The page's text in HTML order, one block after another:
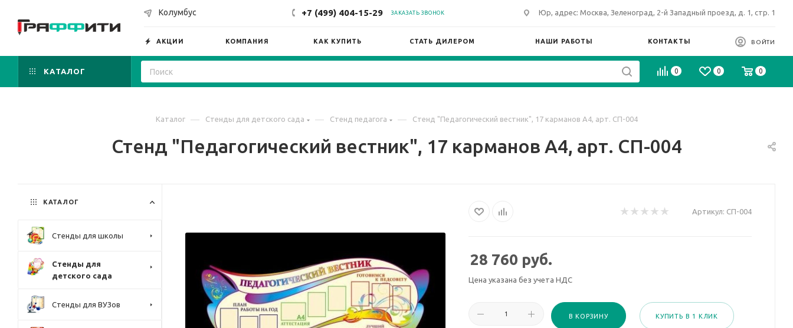
Колумбус +7 (499) 404-15-29 ЗАКАЗАТЬ ЗВОНОК Юр, адрес: Москва, Зеленоград, 2-й Западный проезд, д. 1, стр. 1
АКЦИИ КОМПАНИЯ КАК КУПИТЬ СТАТЬ ДИЛЕРОМ НАШИ РАБОТЫ КОНТАКТЫ ВОЙТИ
КАТАЛОГ 0 0 0
Каталог — Стенды для детского сада — Стенд педагога — Стенд "Педагогический вестник", 17 карманов А4, арт. СП-004
Стенд "Педагогический вестник", 17 карманов А4, арт. СП-004
Артикул: СП-004
28 760 руб.
Цена указана без учета НДС
В КОРЗИНУ КУПИТЬ В 1 КЛИК
КАТАЛОГ
Стенды для школы
Стенды для
детского сада
Стенды для ВУЗов